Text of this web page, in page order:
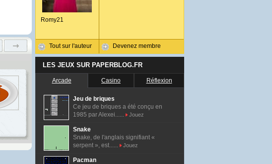
Romy21
Tout sur l'auteur Devenez membre
LES JEUX SUR PAPERBLOG.FR
Arcade Casino Réflexion
Jeu de briques
Ce jeu de briques a été conçu en
1985 par Alexei......
Jouez
Snake
Snake, de l'anglais signifiant «
serpent », est......
Jouez
Pacman